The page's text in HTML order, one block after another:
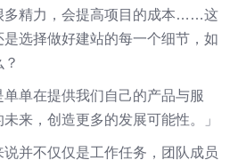
多精力，会提高项目的成本……这
选择做好建站的每一个细节，如
单在提供我们自己的产品与服
来，创造更多的发展可能性。」
并不仅仅是工作任务，团队成员